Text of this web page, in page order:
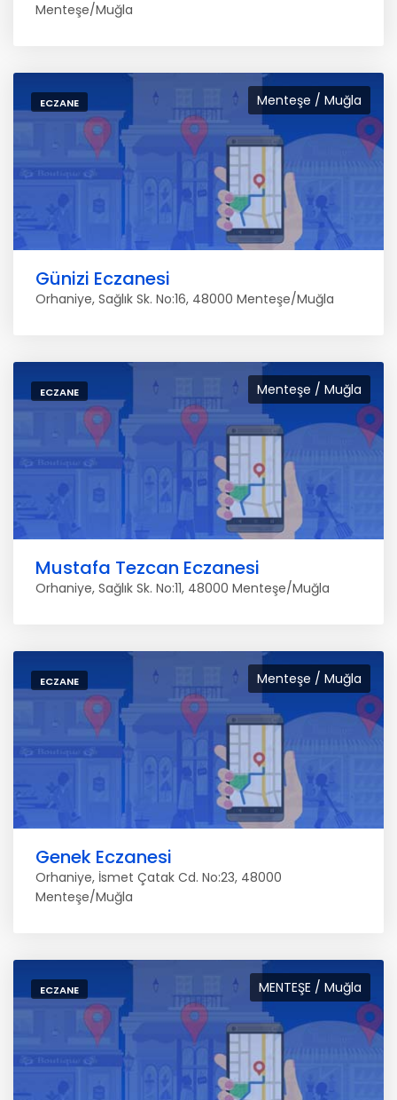
Menteşe/Muğla
Menteşe / Muğla
ECZANE
Günizi Eczanesi
Orhaniye, Sağlık Sk. No:16, 48000 Menteşe/Muğla
Menteşe / Muğla
ECZANE
Mustafa Tezcan Eczanesi
Orhaniye, Sağlık Sk. No:11, 48000 Menteşe/Muğla
Menteşe / Muğla
ECZANE
Genek Eczanesi
Orhaniye, İsmet Çatak Cd. No:23, 48000
Menteşe/Muğla
MENTEŞE / Muğla
ECZANE